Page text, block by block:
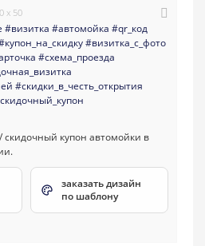
x 50
#визитка #автомойка #qr_код
#визитка_с_фото
#схема_проезда
#скидки_в_честь_открытия
заказать дизайн
по шаблону